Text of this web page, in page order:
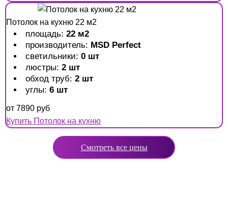
Потолок на кухню 22 м2
площадь: 22 м2
производитель: MSD Perfect
светильники: 0 шт
люстры: 2 шт
обход труб: 2 шт
углы: 6 шт
от 7890 руб
Купить Потолок на кухню
Смотреть все цены